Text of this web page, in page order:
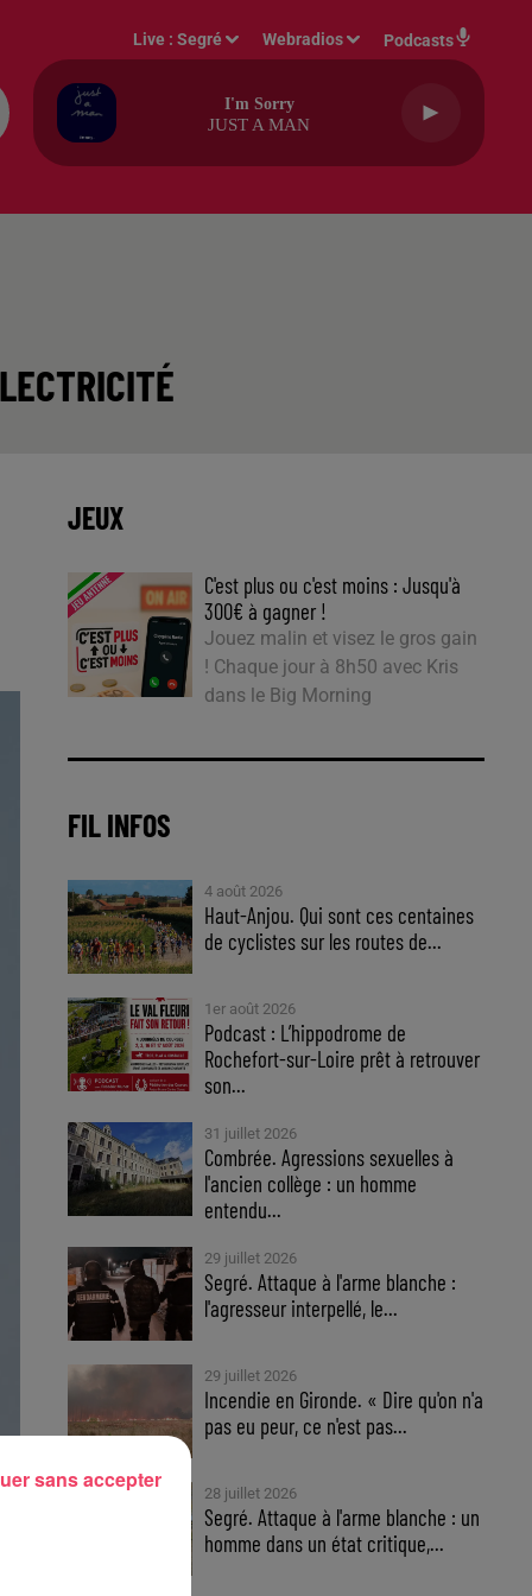
Live :Segré Webradios Podcasts
I'm Sorry
JUST A MAN
JEUX
C'est plus ou c'est moins : Jusqu'à
300€ à gagner !
Jouez malin et visez le gros gain
! Chaque jour à 8h50 avec Kris
dans le Big Morning
FIL INFOS
4 août 2026
Haut-Anjou. Qui sont ces centaines
de cyclistes sur les routes de...
1er août 2026
Podcast : L’hippodrome de
Rochefort-sur-Loire prêt à retrouver
son...
31 juillet 2026
Combrée. Agressions sexuelles à
l'ancien collège : un homme
entendu...
29 juillet 2026
Segré. Attaque à l'arme blanche :
l'agresseur interpellé, le...
29 juillet 2026
Incendie en Gironde. « Dire qu'on n'a
pas eu peur, ce n'est pas...
28 juillet 2026
Segré. Attaque à l'arme blanche : un
homme dans un état critique,...
sans accepter